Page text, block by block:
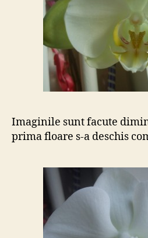
Imaginile sunt facute
prima floare s-a deschis